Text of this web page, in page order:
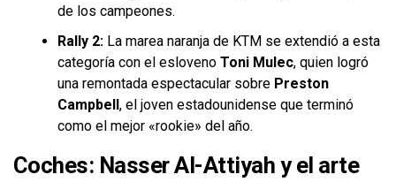
de los campeones.
Rally 2: La marea naranja de KTM se extendió a esta
categoría con el esloveno Toni Mulec, quien logró
una remontada espectacular sobre Preston
Campbell , el joven estadounidense que terminó
como el mejor «rookie» del año.
Coches: Nasser Al-Attiyah y el arte